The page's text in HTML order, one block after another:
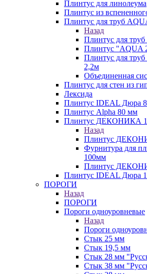
Плинтус для линолеума
Плинтус из
Плинтус для труб
Назад
Плинтус для
Плинтус "AQUA
Плинтус для
2,2м
Объединенная
Плинтус для стен из
Лексида
Плинтус IDEAL Дюра
Плинтус Alpha 80 мм
Плинтус ДЕКОНИКА
Назад
Плинтус
Фурнитура для
100мм
Плинтус
Плинтус IDEAL Дюра
ПОРОГИ
Назад
ПОРОГИ
Пороги одноуровневые
Назад
Пороги
Стык 25 мм
Стык 19,5 мм
Стык 28 мм
Стык 38 мм